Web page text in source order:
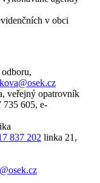
v obci
veřejný opatrovník
735 605, e-
matrika
837 202 linka 21,